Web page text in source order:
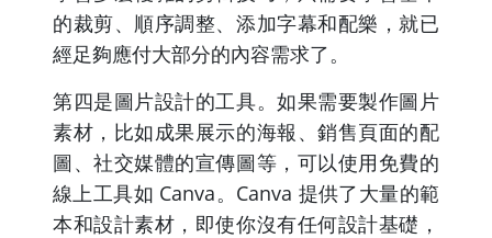
的裁剪、順序調整、添加字幕和配樂，就已
經足夠應付大部分的內容需求了。
第四是圖片設計的工具。如果需要製作圖片
素材，比如成果展示的海報、銷售頁面的配
圖、社交媒體的宣傳圖等，可以使用免費的
線上工具如 Canva。Canva 提供了大量的範
本和設計素材，即使你沒有任何設計基礎，